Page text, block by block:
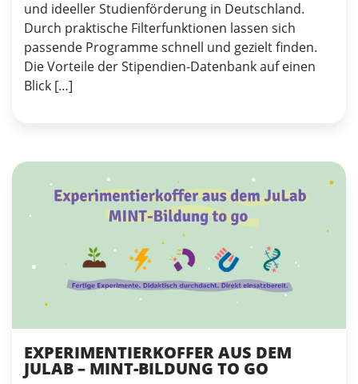
und ideeller Studienförderung in Deutschland.
Durch praktische Filterfunktionen lassen sich
passende Programme schnell und gezielt finden.
Die Vorteile der Stipendien-Datenbank auf einen
Blick […]
EXPERIMENTIERKOFFER AUS DEM
JULAB – MINT-BILDUNG TO GO